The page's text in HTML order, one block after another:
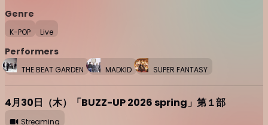
Genre
K-POP Live
Performers
THE BEAT GARDEN MADKID SUPER FANTASY
4月30日（木）「BUZZ-UP 2026 spring」第１部
Streaming